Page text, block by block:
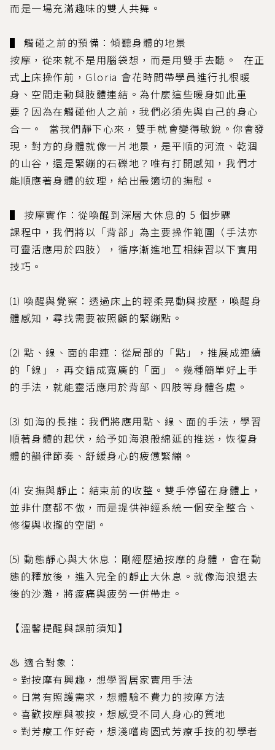
而是一場充滿趣味的雙人共舞。
▌ 觸碰之前的預備：傾聽身體的地景
按摩，從來就不是用腦袋想，而是用雙手去聽。 ​ 在正
式上床操作前，Gloria 會花時間帶學員進行扎根暖
身、空間走動與肢體連結。為什麼這些暖身如此重
要？因為在觸碰他人之前，我們必須先與自己的身心
合一。 ​ 當我們靜下心來，雙手就會變得敏銳。你會發
現，對方的身體就像一片地景，是平順的河流、乾涸
的山谷，還是緊繃的石礫地？唯有打開感知，我們才
能順應著身體的紋理，給出最適切的撫慰。
▌ 按摩實作：從喚醒到深層大休息的 5 個步驟
課程中，我們將以「背部」為主要操作範圍（手法亦
可靈活應用於四肢），循序漸進地互相練習以下實用
技巧。
⑴ 喚醒與覺察：透過床上的輕柔晃動與按壓，喚醒身
體感知，尋找需要被照顧的緊繃點。
⑵ 點、線、面的串連：從局部的「點」，推展成連續
的「線」，再交錯成寬廣的「面」。幾種簡單好上手
的手法，就能靈活應用於背部、四肢等身體各處。
⑶ 如海的長推：我們將應用點、線、面的手法，學習
順著身體的起伏，給予如海浪般綿延的推送，恢復身
體的韻律節奏、舒緩身心的疲憊緊繃。
⑷ 安撫與靜止：結束前的收整。雙手停留在身體上，
並非什麼都不做，而是提供神經系統一個安全整合、
修復與收攏的空間。
⑸ 動態靜心與大休息：剛經歷過按摩的身體，會在動
態的釋放後，進入完全的靜止大休息。就像海浪退去
後的沙灘，將痠痛與疲勞一併帶走。
【溫馨提醒與課前須知】
♨ 適合對象：
。對按摩有興趣，想學習居家實用手法
。日常有照護需求，想體驗不費力的按摩方法
。喜歡按摩與被按，想感受不同人身心的質地
。對芳療工作好奇，想淺嚐肯園式芳療手技的初學者